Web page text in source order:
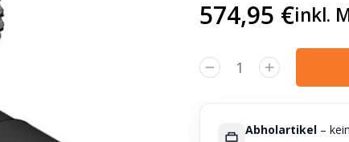
574,95 €inkl.
Alternative:
Abholartikel –